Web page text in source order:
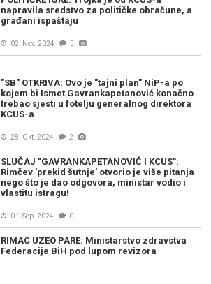
napravila sredstvo za političke obračune, a
građani ispaštaju
02. Nov. 2024 5
"SB" OTKRIVA: Ovo je "tajni plan" NiP-a po
kojem bi Ismet Gavrankapetanović konačno
trebao sjesti u fotelju generalnog direktora
KCUS-a
28. Okt. 2024 2
SLUČAJ "GAVRANKAPETANOVIĆ I KCUS":
Rimčev 'prekid šutnje' otvorio je više pitanja
nego što je dao odgovora, ministar vodio i
vlastitu istragu!
01. Sep. 2024 0
RIMAC UZEO PARE: Ministarstvo zdravstva
Federacije BiH pod lupom revizora